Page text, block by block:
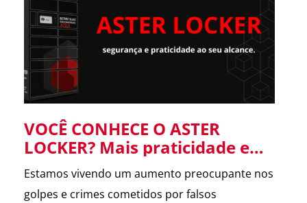
forneceu informações […]
VOCÊ CONHECE O ASTER
LOCKER? Mais praticidade e
segurança para suas entregas
no condomínio.
Estamos vivendo um aumento preocupante nos
golpes e crimes cometidos por falsos